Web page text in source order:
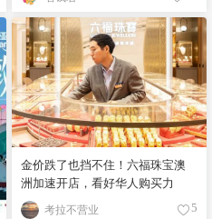
金价跌了也挡不住！六福珠宝澳
洲加速开店，看好华人购买力
考拉不营业 5